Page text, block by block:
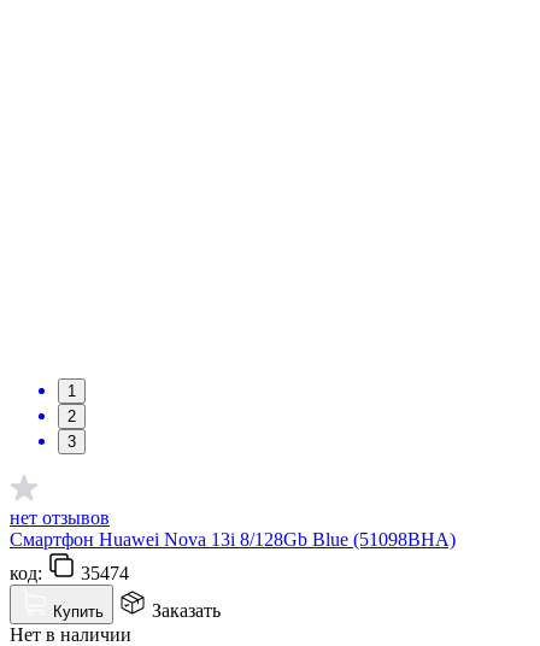
1
2
3
нет отзывов
Смартфон Huawei Nova 13i 8/128Gb Blue (51098BHA)
код:
35474
Купить
Заказать
Нет в наличии